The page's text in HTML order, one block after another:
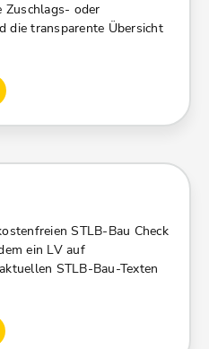
Zuschlags- oder
die transparente Übersicht
STLB-Bau Check
ein LV auf
STLB-Bau-Texten